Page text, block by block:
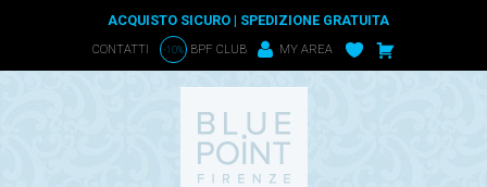
ACQUISTO SICURO | SPEDIZIONE GRATUITA
CONTATTI -10% BPF CLUB MY AREA